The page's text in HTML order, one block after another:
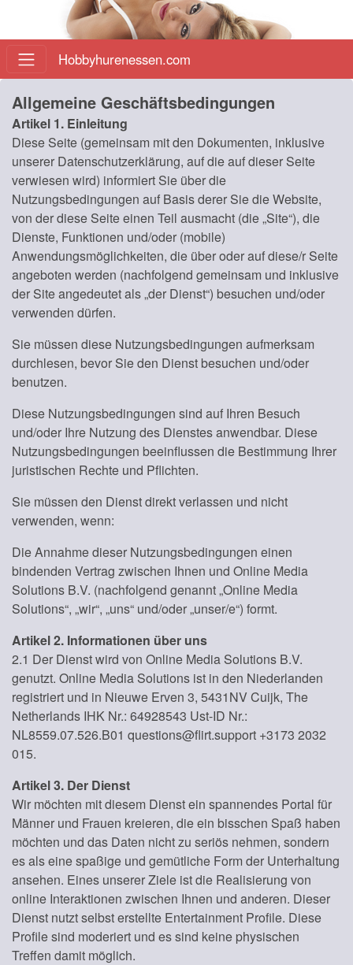
Hobbyhurenessen.com
Allgemeine Geschäftsbedingungen
Artikel 1. Einleitung
Diese Seite (gemeinsam mit den Dokumenten, inklusive
unserer Datenschutzerklärung, auf die auf dieser Seite
verwiesen wird) informiert Sie über die
Nutzungsbedingungen auf Basis derer Sie die Website,
von der diese Seite einen Teil ausmacht (die „Site“), die
Dienste, Funktionen und/oder (mobile)
Anwendungsmöglichkeiten, die über oder auf diese/r Seite
angeboten werden (nachfolgend gemeinsam und inklusive
der Site angedeutet als „der Dienst“) besuchen und/oder
verwenden dürfen.
Sie müssen diese Nutzungsbedingungen aufmerksam
durchlesen, bevor Sie den Dienst besuchen und/oder
benutzen.
Diese Nutzungsbedingungen sind auf Ihren Besuch
und/oder Ihre Nutzung des Dienstes anwendbar. Diese
Nutzungsbedingungen beeinflussen die Bestimmung Ihrer
juristischen Rechte und Pflichten.
Sie müssen den Dienst direkt verlassen und nicht
verwenden, wenn:
Die Annahme dieser Nutzungsbedingungen einen
bindenden Vertrag zwischen Ihnen und Online Media
Solutions B.V. (nachfolgend genannt „Online Media
Solutions“, „wir“, „uns“ und/oder „unser/e“) formt.
Artikel 2. Informationen über uns
2.1 Der Dienst wird von Online Media Solutions B.V.
genutzt. Online Media Solutions ist in den Niederlanden
registriert und in Nieuwe Erven 3, 5431NV Cuijk, The
Netherlands IHK Nr.: 64928543 Ust-ID Nr.:
NL8559.07.526.B01 questions@flirt.support +3173 2032
015.
Artikel 3. Der Dienst
Wir möchten mit diesem Dienst ein spannendes Portal für
Männer und Frauen kreieren, die ein bisschen Spaß haben
möchten und das Daten nicht zu seriös nehmen, sondern
es als eine spaßige und gemütliche Form der Unterhaltung
ansehen. Eines unserer Ziele ist die Realisierung von
online Interaktionen zwischen Ihnen und anderen. Dieser
Dienst nutzt selbst erstellte Entertainment Profile. Diese
Profile sind moderiert und es sind keine physischen
Treffen damit möglich.